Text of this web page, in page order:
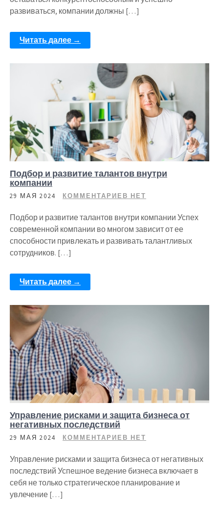
развиваться, компании должны […]
Читать далее →
Подбор и развитие талантов внутри
компании
29 МАЯ 2024 КОММЕНТАРИЕВ НЕТ
Подбор и развитие талантов внутри компании Успех
современной компании во многом зависит от ее
способности привлекать и развивать талантливых
сотрудников. […]
Читать далее →
Управление рисками и защита бизнеса от
негативных последствий
29 МАЯ 2024 КОММЕНТАРИЕВ НЕТ
Управление рисками и защита бизнеса от негативных
последствий Успешное ведение бизнеса включает в
себя не только стратегическое планирование и
увлечение […]